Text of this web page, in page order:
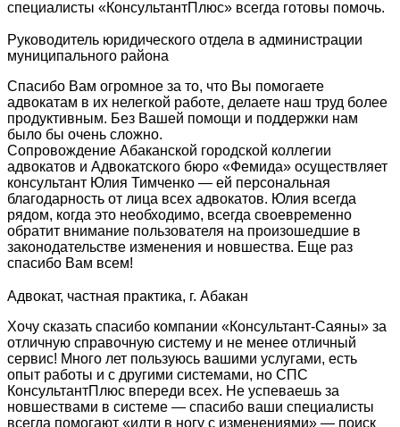
специалисты «КонсультантПлюс» всегда готовы помочь.
Руководитель юридического отдела в администрации
муниципального района
Спасибо Вам огромное за то, что Вы помогаете
адвокатам в их нелегкой работе, делаете наш труд более
продуктивным. Без Вашей помощи и поддержки нам
было бы очень сложно.
Сопровождение Абаканской городской коллегии
адвокатов и Адвокатского бюро «Фемида» осуществляет
консультант Юлия Тимченко — ей персональная
благодарность от лица всех адвокатов. Юлия всегда
рядом, когда это необходимо, всегда своевременно
обратит внимание пользователя на произошедшие в
законодательстве изменения и новшества. Еще раз
спасибо Вам всем!
Адвокат, частная практика, г. Абакан
Хочу сказать спасибо компании «Консультант-Саяны» за
отличную справочную систему и не менее отличный
сервис! Много лет пользуюсь вашими услугами, есть
опыт работы и с другими системами, но СПС
КонсультантПлюс впереди всех. Не успеваешь за
новшествами в системе — спасибо ваши специалисты
всегда помогают «идти в ногу с изменениями» — поиск